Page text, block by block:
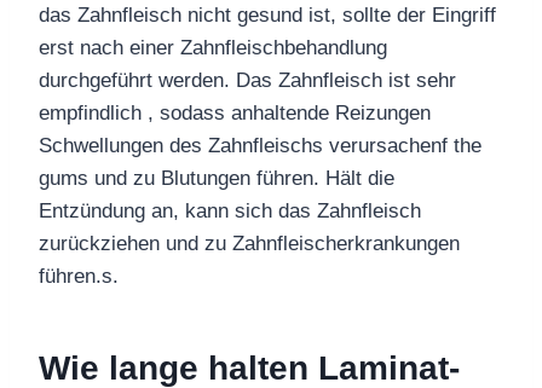
das Zahnfleisch nicht gesund ist, sollte der Eingriff
erst nach einer Zahnfleischbehandlung
durchgeführt werden. Das Zahnfleisch ist sehr
empfindlich , sodass anhaltende Reizungen
Schwellungen des Zahnfleischs verursachenf the
gums und zu Blutungen führen. Hält die
Entzündung an, kann sich das Zahnfleisch
zurückziehen und zu Zahnfleischerkrankungen
führen.s.
Wie lange halten Laminat-